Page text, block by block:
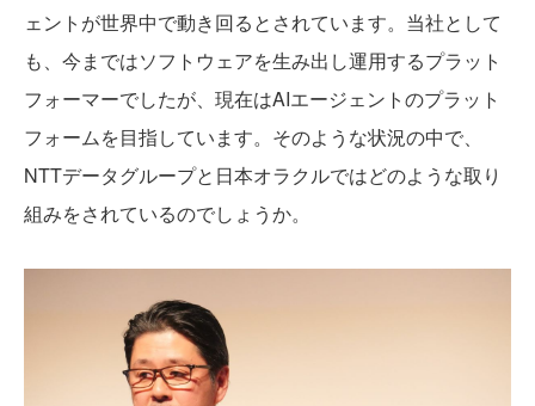
ェントが世界中で動き回るとされています。当社として
も、今まではソフトウェアを生み出し運用するプラット
フォーマーでしたが、現在はAIエージェントのプラット
フォームを目指しています。そのような状況の中で、
NTTデータグループと日本オラクルではどのような取り
組みをされているのでしょうか。